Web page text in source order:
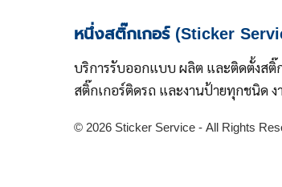
หนึ่งสติ๊กเกอร์ (Sticker
บริการรับออกแบบ ผลิต และติดตั้งสติ๊
สติ๊กเกอร์ติดรถ และงานป้ายทุกชนิด ง
© 2026 Sticker Service - All Rights